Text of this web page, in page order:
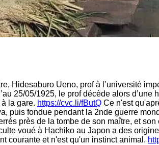
Hidesaburo Ueno, prof à l’université
25/05/1925, le prof décède alors d’une
la gare. https://cvc.li/fButQ Ce n'est
puis fondue pendant la 2nde guerre
près de la tombe de son maître, et
voué à Hachiko au Japon a des
courante et n'est qu'un instinct animal.